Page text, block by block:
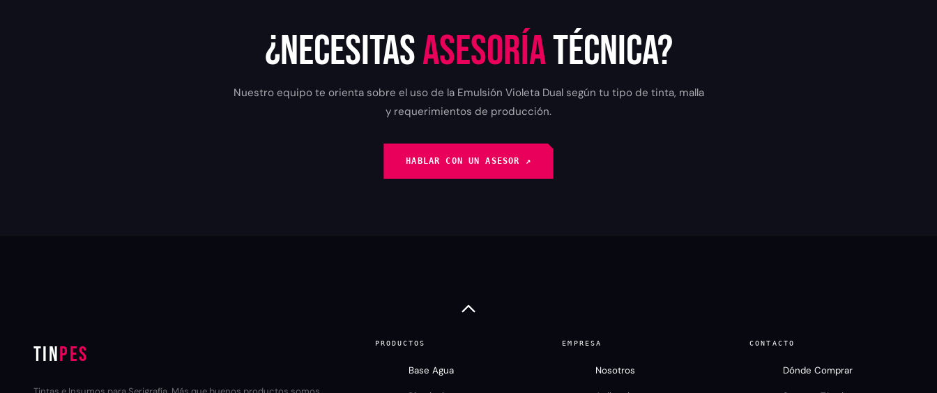
¿Necesitasasesoríatécnica?
Nuestro equipo te orienta sobre el uso de la Emulsión Violeta Dual según tu tipo de tinta, malla
y requerimientos de producción.
HABLAR CON UN ASESOR ↗︎
TINPES PRODUCTOS
Base Agua
EMPRESA
Nosotros
CONTACTO
Dónde Comprar